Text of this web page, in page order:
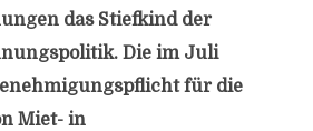
das Stiefkind der
Die im Juli
für die
Miet- in